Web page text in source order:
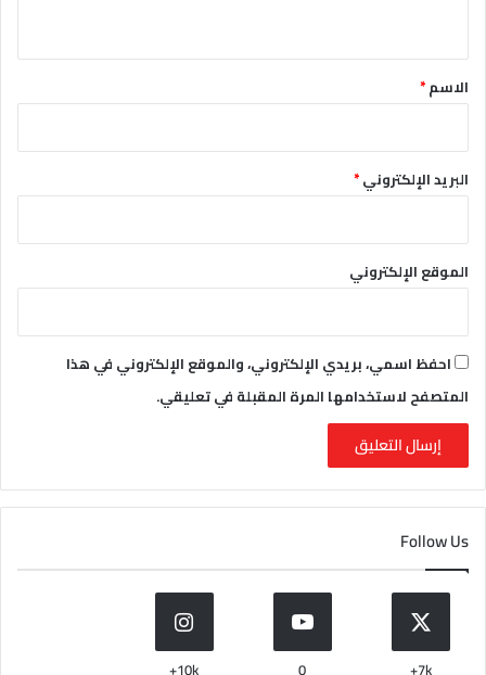
*الاسم*
البريد الإلكتروني*
الموقع الإلكتروني
احفظ اسمي، بريدي الإلكتروني، والموقع الإلكتروني في هذا
المتصفح لاستخدامها المرة المقبلة في تعليقي.
Follow Us